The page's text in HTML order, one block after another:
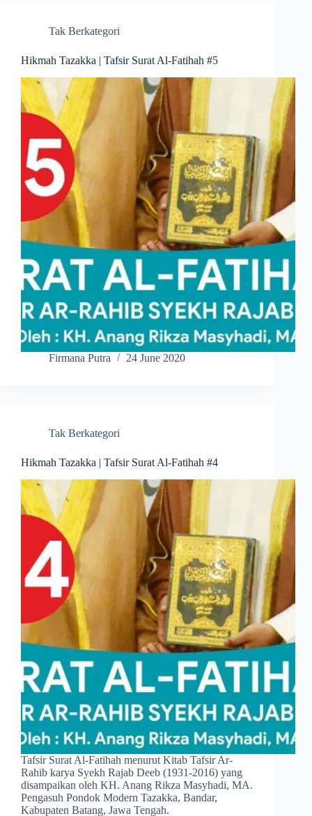
Tak Berkategori
Hikmah Tazakka | Tafsir Surat Al-Fatihah #5
Firmana Putra 24 June 2020
Tak Berkategori
Hikmah Tazakka | Tafsir Surat Al-Fatihah #4
Tafsir Surat Al-Fatihah menurut Kitab Tafsir Ar-
Rahib karya Syekh Rajab Deeb (1931-2016) yang
disampaikan oleh KH. Anang Rikza Masyhadi, MA.
Pengasuh Pondok Modern Tazakka, Bandar,
Kabupaten Batang, Jawa Tengah.